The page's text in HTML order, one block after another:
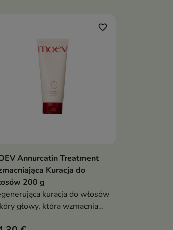
Dodaj do koszyka
favorite_border
Annurcatin Treatment
Kuracja do
200 g
kuracja do włosów
głowy, która wzmacnia